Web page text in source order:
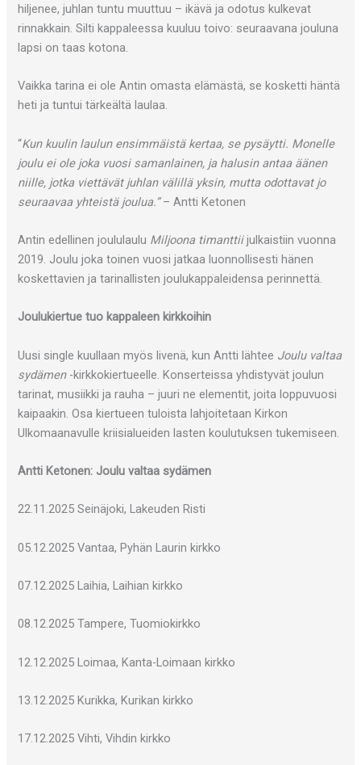
hiljenee, juhlan tuntu muuttuu – ikävä ja odotus kulkevat
rinnakkain. Silti kappaleessa kuuluu toivo: seuraavana jouluna
lapsi on taas kotona.
Vaikka tarina ei ole Antin omasta elämästä, se kosketti häntä
heti ja tuntui tärkeältä laulaa.
“Kun kuulin laulun ensimmäistä kertaa, se pysäytti. Monelle
joulu ei ole joka vuosi samanlainen, ja halusin antaa äänen
niille, jotka viettävät juhlan välillä yksin, mutta odottavat jo
seuraavaa yhteistä joulua.”– Antti Ketonen
Antin edellinen joululaulu Miljoona timanttiijulkaistiin vuonna
2019. Joulu joka toinen vuosi jatkaa luonnollisesti hänen
koskettavien ja tarinallisten joulukappaleidensa perinnettä.
Joulukiertue tuo kappaleen kirkkoihin
Uusi single kuullaan myös livenä, kun Antti lähtee Joulu valtaa
sydämen-kirkkokiertueelle. Konserteissa yhdistyvät joulun
tarinat, musiikki ja rauha – juuri ne elementit, joita loppuvuosi
kaipaakin. Osa kiertueen tuloista lahjoitetaan Kirkon
Ulkomaanavulle kriisialueiden lasten koulutuksen tukemiseen.
Antti Ketonen: Joulu valtaa sydämen
22.11.2025 Seinäjoki, Lakeuden Risti
05.12.2025 Vantaa, Pyhän Laurin kirkko
07.12.2025 Laihia, Laihian kirkko
08.12.2025 Tampere, Tuomiokirkko
12.12.2025 Loimaa, Kanta-Loimaan kirkko
13.12.2025 Kurikka, Kurikan kirkko
17.12.2025 Vihti, Vihdin kirkko